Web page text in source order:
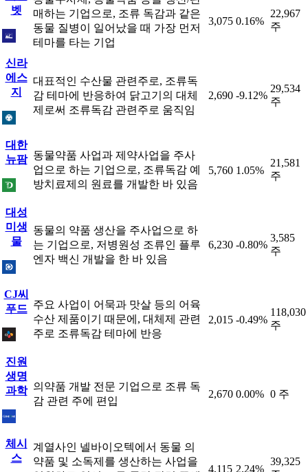
벳
매하는 기업으로, 조류 독감과 같은
동물 질병이 일어났을 때 가장 먼저
테마를 타는 기업
3,075 0.16%
22,967
주
신라
에스
지
대표적인 수산물 관련주로, 조류독
감 테마에 반응하여 닭고기의 대체
제로써 조류독감 관련주로 움직임
2,690 -9.12%
29,534
주
대한
뉴팜 동물약품 사업과 제약사업을 주사
업으로 하는 기업으로, 조류독감 예
방치료제의 원료를 개발한 바 있음
5,760 1.05%
21,581
주
대성
미생
물
동물의 약품 생산을 주사업으로 하
는 기업으로, 저병원성 조류인 플루
엔자 백신 개발을 한 바 있음
6,230 -0.80%
3,585
주
CJ씨
푸드 주요 사업이 어묵과 맛살 등의 어육
수산 제품이기 때문에, 대체제 관련
주로 조류독감 테마에 반응
2,015 -0.49%
118,030
주
진원
생명
과학 의약품 개발 전문 기업으로 조류 독
감 관련 주에 편입
2,670 0.00% 0 주
체시
스
계열사인 넬바이오텍에서 동물 의
약품 및 소독제를 생산하는 사업을
4,115 2.24%
39,325